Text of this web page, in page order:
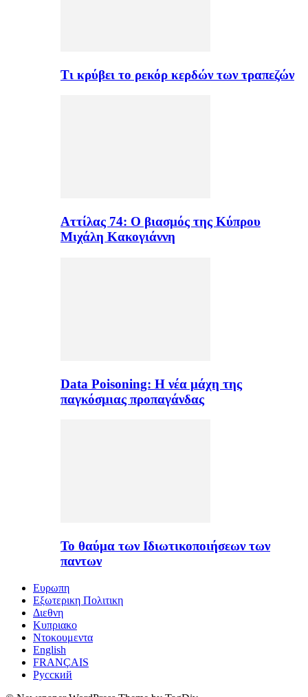
Τι κρύβει το ρεκόρ κερδών των τραπεζών
Αττίλας 74: Ο βιασμός της Κύπρου
Μιχάλη Κακογιάννη
Data Poisoning: Η νέα μάχη της
παγκόσμιας προπαγάνδας
Το θαύμα των Ιδιωτικοποιήσεων των
παντων
Ευρωπη
Εξωτερικη Πολιτικη
Διεθνη
Κυπριακο
Ντοκουμεντα
English
FRANÇAIS
Русский